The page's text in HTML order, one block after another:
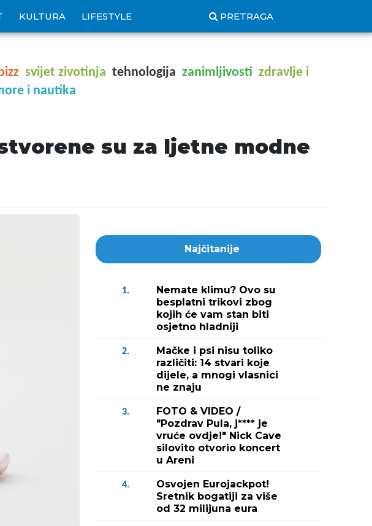
KULTURA LIFESTYLE PRETRAGA
svijet zivotinja tehnologija zanimljivosti zdravlje i
i nautika
su za ljetne modne
Najčitanije
1.
Nemate klimu? Ovo su
besplatni trikovi zbog
kojih će vam stan biti
osjetno hladniji
2.
Mačke i psi nisu toliko
različiti: 14 stvari koje
dijele, a mnogi vlasnici
ne znaju
3.
FOTO & VIDEO /
"Pozdrav Pula, j**** je
vruće ovdje!" Nick Cave
silovito otvorio koncert
u Areni
4.
Osvojen Eurojackpot!
Sretnik bogatiji za više
od 32 milijuna eura